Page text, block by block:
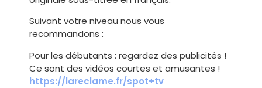
Suivant votre niveau nous vous
recommandons :
Pour les débutants : regardez des publicités !
Ce sont des vidéos courtes et amusantes !
https://lareclame.fr/spot+tv